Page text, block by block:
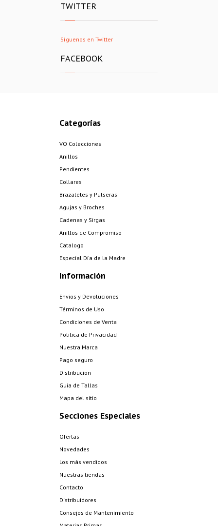
TWITTER
Síguenos en Twitter
FACEBOOK
Categorías
VO Colecciones
Anillos
Pendientes
Collares
Brazaletes y Pulseras
Agujas y Broches
Cadenas y Sirgas
Anillos de Compromiso
Catalogo
Especial Día de la Madre
Información
Envios y Devoluciones
Términos de Uso
Condiciones de Venta
Politica de Privacidad
Nuestra Marca
Pago seguro
Distribucion
Guia de Tallas
Mapa del sitio
Secciones Especiales
Ofertas
Novedades
Los más vendidos
Nuestras tiendas
Contacto
Distribuidores
Consejos de Mantenimiento